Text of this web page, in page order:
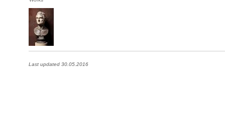
Last updated 30.05.2016